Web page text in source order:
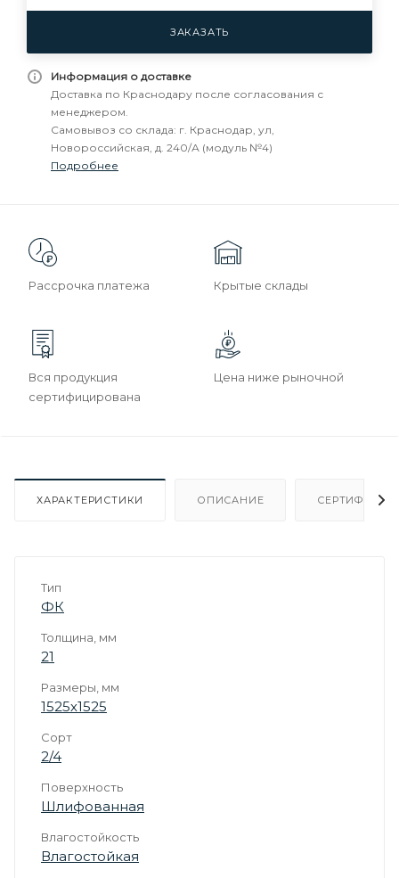
ЗАКАЗАТЬ
Информация о доставке
Доставка по Краснодару после согласования с
менеджером.
Самовывоз со склада: г. Краснодар, ул,
Новороссийская, д. 240/А (модуль №4)
Подробнее
Рассрочка платежа Крытые склады
Вся продукция
сертифицирована
Цена ниже рыночной
ХАРАКТЕРИСТИКИ ОПИСАНИЕ
Тип
ФК
Толщина, мм
21
Размеры, мм
1525х1525
Сорт
2/4
Поверхность
Шлифованная
Влагостойкость
Влагостойкая